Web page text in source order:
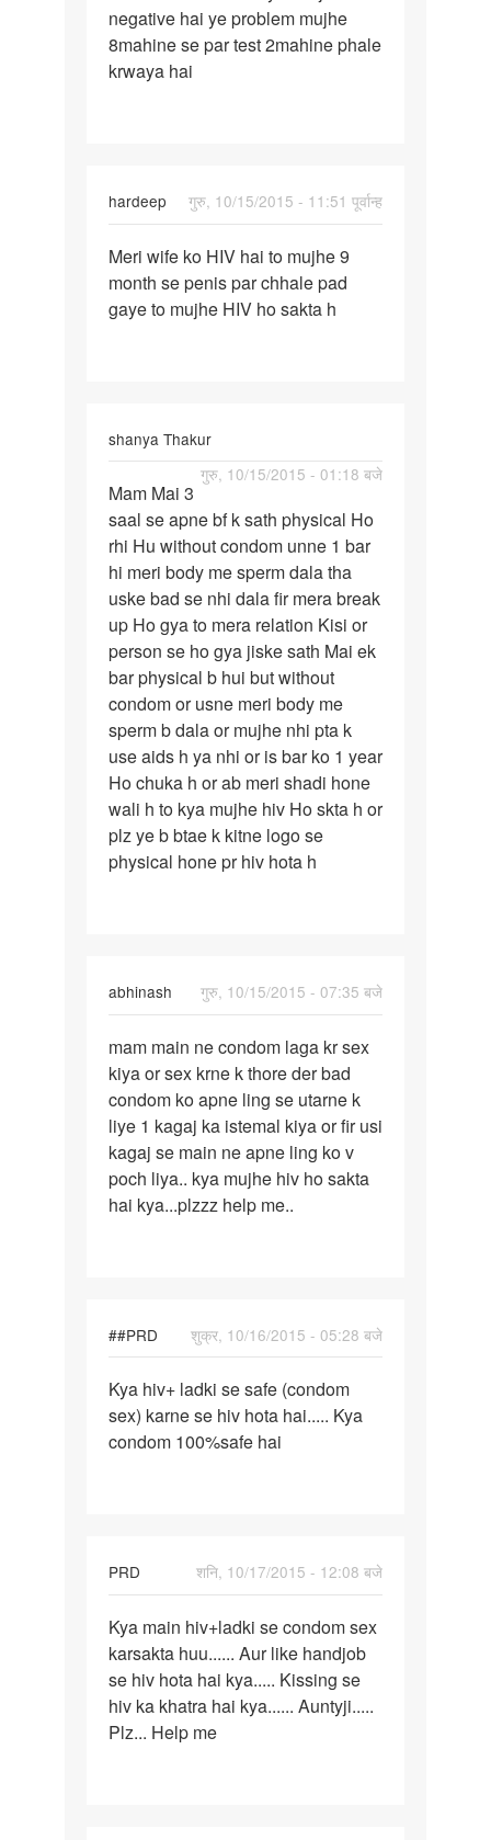
me
white
spot
negative hai ye problem mujhe
8mahine se par test 2mahine phale
krwaya hai
hardeep
गुरु, 10/15/2015 - 11:51 पूर्वान्ह
Meri
wife
ko
Meri wife ko HIV hai to mujhe 9
month se penis par chhale pad
gaye to mujhe HIV ho sakta h
shanya Thakur
गुरु, 10/15/2015 - 01:18 बजे
Mam
Mai
3
saal
se
apne
bf
k
Mam Mai 3
saal se apne bf k sath physical Ho
rhi Hu without condom unne 1 bar
hi meri body me sperm dala tha
uske bad se nhi dala fir mera break
up Ho gya to mera relation Kisi or
person se ho gya jiske sath Mai ek
bar physical b hui but without
condom or usne meri body me
sperm b dala or mujhe nhi pta k
use aids h ya nhi or is bar ko 1 year
Ho chuka h or ab meri shadi hone
wali h to kya mujhe hiv Ho skta h or
plz ye b btae k kitne logo se
physical hone pr hiv hota h
abhinash
गुरु, 10/15/2015 - 07:35 बजे
mam
main
ne
condom
laga
kr
mam main ne condom laga kr sex
kiya or sex krne k thore der bad
condom ko apne ling se utarne k
liye 1 kagaj ka istemal kiya or fir usi
kagaj se main ne apne ling ko v
poch liya.. kya mujhe hiv ho sakta
hai kya...plzzz help me..
##PRD
शुक्र, 10/16/2015 - 05:28 बजे
Kya
hiv+
ladki
Kya hiv+ ladki se safe (condom
sex) karne se hiv hota hai..... Kya
condom 100%safe hai
PRD
शनि, 10/17/2015 - 12:08 बजे
Kya
main
hiv+ladki
se
condom
Kya main hiv+ladki se condom sex
karsakta huu...... Aur like handjob
se hiv hota hai kya..... Kissing se
hiv ka khatra hai kya...... Auntyji.....
Plz... Help me